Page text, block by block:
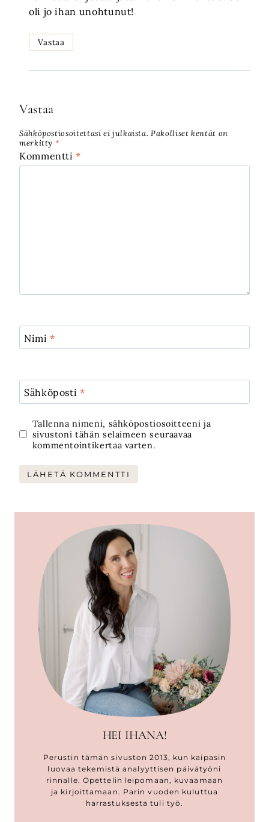
oli jo ihan unohtunut!
Vastaa
Vastaa
Sähköpostiosoitettasi ei julkaista. Pakolliset kentät on
merkitty *
Kommentti*
Nimi*
Sähköposti*
Tallenna nimeni, sähköpostiosoitteeni ja
sivustoni tähän selaimeen seuraavaa
kommentointikertaa varten.
HEI IHANA!
Perustin tämän sivuston 2013, kun kaipasin
luovaa tekemistä analyyttisen päivätyöni
rinnalle. Opettelin leipomaan, kuvaamaan
ja kirjoittamaan. Parin vuoden kuluttua
harrastuksesta tuli työ.